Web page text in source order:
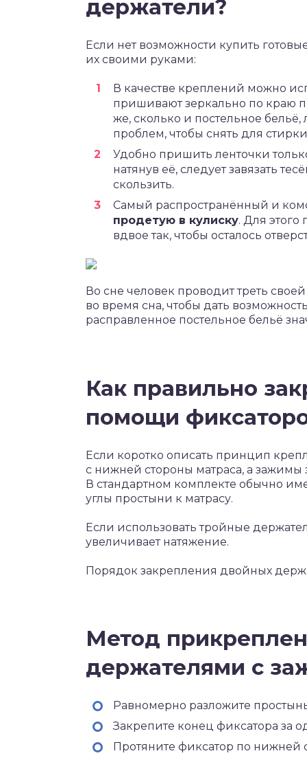
держатели?
Если нет возможности купить
их своими руками:
В качестве креплений можно
пришивают зеркально по краю
же, сколько и постельное
проблем, чтобы снять для
Удобно пришить ленточки
натянув её, следует завязать
скользить.
Самый распространённый и
продетую в кулиску. Для
вдвое так, чтобы осталось
Во сне человек проводит треть
во время сна, чтобы дать
расправленное постельное бельё
Как правильно
помощи
Если коротко описать принцип
с нижней стороны матраса, а зажимы
В стандартном комплекте обычно
углы простыни к матрасу.
Если использовать тройные
увеличивает натяжение.
Порядок закрепления двойных
Метод
держателями с
Равномерно разложите
Закрепите конец фиксатора за
Протяните фиксатор по нижней